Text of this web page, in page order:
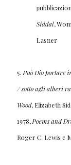
Siddal,
Lasner
5. Può Dio portare
/ sotto agli alberi
Wood, Elizabeth
1978,Poems and
Roger C. Lewis e